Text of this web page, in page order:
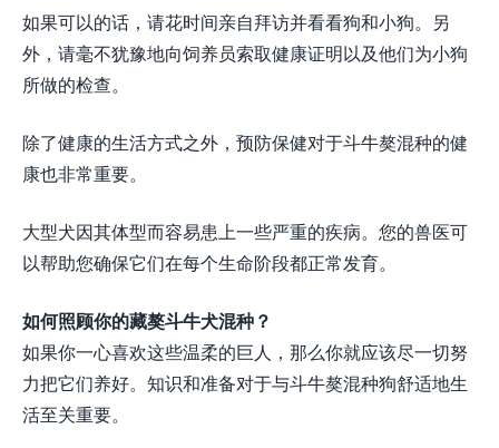
如果可以的话，请花时间亲自拜访并看看狗和小狗。另
外，请毫不犹豫地向饲养员索取健康证明以及他们为小狗
所做的检查。
除了健康的生活方式之外，预防保健对于斗牛獒混种的健
康也非常重要。
大型犬因其体型而容易患上一些严重的疾病。您的兽医可
以帮助您确保它们在每个生命阶段都正常发育。
如何照顾你的藏獒斗牛犬混种？
如果你一心喜欢这些温柔的巨人，那么你就应该尽一切努
力把它们养好。知识和准备对于与斗牛獒混种狗舒适地生
活至关重要。